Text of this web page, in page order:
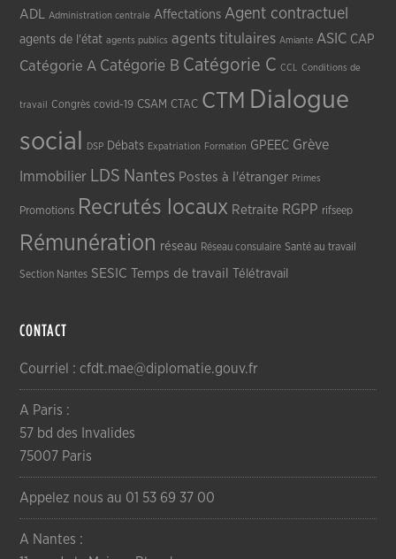
ADL Administration centrale Affectations Agent contractuel
agents de l'état agents publics agents titulaires Amiante ASIC CAP
Catégorie A Catégorie B Catégorie C CCL Conditions de
travail Congrès covid-19 CSAM CTAC CTM Dialogue
social
DSP Débats Expatriation Formation GPEEC Grève
Immobilier LDS Nantes Postes à l'étranger Primes
Promotions Recrutés locaux Retraite RGPP rifseep
Rémunération réseau Réseau consulaire Santé au travail
Section Nantes SESIC Temps de travail Télétravail
CONTACT
Courriel : cfdt.mae@diplomatie.gouv.fr
A Paris :
57 bd des Invalides
75007 Paris
Appelez nous au 01 53 69 37 00
A Nantes :